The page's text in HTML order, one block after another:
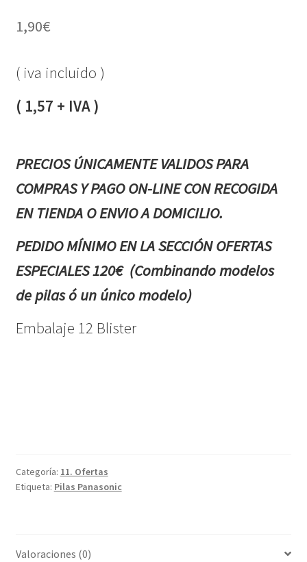
1,90€
( iva incluido )
( 1,57 + IVA )
PRECIOS ÚNICAMENTE VALIDOS PARA
COMPRAS Y PAGO ON-LINE CON RECOGIDA
EN TIENDA O ENVIO A DOMICILIO.
PEDIDO MÍNIMO EN LA SECCIÓN OFERTAS
ESPECIALES 120€(Combinando modelos
de pilas ó un único modelo)
Embalaje 12 Blister
Categoría: 11. Ofertas
Etiqueta: Pilas Panasonic
Valoraciones (0)